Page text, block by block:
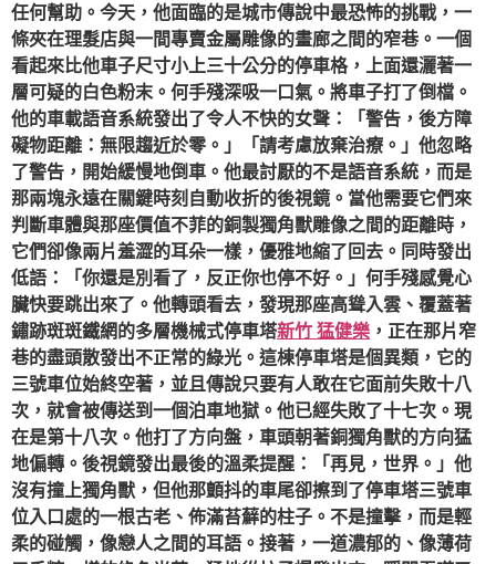
任何幫助。今天，他面臨的是城市傳說中最恐怖的挑戰，一
條夾在理髮店與一間專賣金屬雕像的畫廊之間的窄巷。一個
看起來比他車子尺寸小上三十公分的停車格，上面還灑著一
層可疑的白色粉末。何手殘深吸一口氣。將車子打了倒檔。
他的車載語音系統發出了令人不快的女聲：「警告，後方障
礙物距離：無限趨近於零。」「請考慮放棄治療。」他忽略
了警告，開始緩慢地倒車。他最討厭的不是語音系統，而是
那兩塊永遠在關鍵時刻自動收折的後視鏡。當他需要它們來
判斷車體與那座價值不菲的銅製獨角獸雕像之間的距離時，
它們卻像兩片羞澀的耳朵一樣，優雅地縮了回去。同時發出
低語：「你還是別看了，反正你也停不好。」何手殘感覺心
臟快要跳出來了。他轉頭看去，發現那座高聳入雲、覆蓋著
鏽跡斑斑鐵網的多層機械式停車塔新竹 猛健樂 ，正在那片窄
巷的盡頭散發出不正常的綠光。這棟停車塔是個異類，它的
三號車位始終空著，並且傳說只要有人敢在它面前失敗十八
次，就會被傳送到一個泊車地獄。他已經失敗了十七次。現
在是第十八次。他打了方向盤，車頭朝著銅獨角獸的方向猛
地偏轉。後視鏡發出最後的溫柔提醒：「再見，世界。」他
沒有撞上獨角獸，但他那顫抖的車尾卻擦到了停車塔三號車
位入口處的一根古老、佈滿苔蘚的柱子。不是撞擊，而是輕
柔的碰觸，像戀人之間的耳語。接著，一道濃郁的、像薄荷